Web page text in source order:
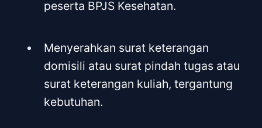
peserta BPJS Kesehatan.
Menyerahkan surat keterangan
domisili atau surat pindah tugas atau
surat keterangan kuliah, tergantung
kebutuhan.